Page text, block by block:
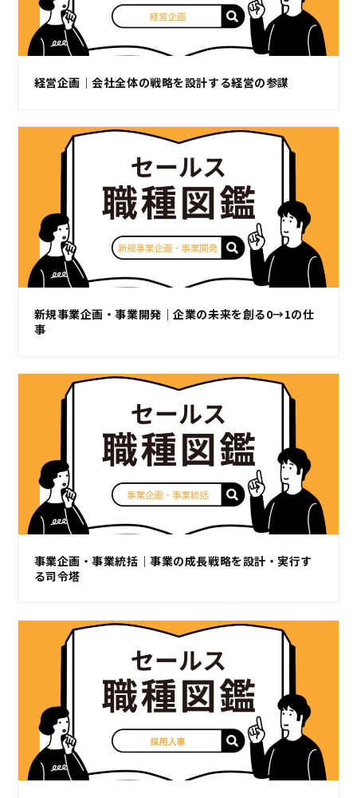
経営企画｜会社全体の戦略を設計する経営の参謀
新規事業企画・事業開発｜企業の未来を創る0→1の仕
事
事業企画・事業統括｜事業の成長戦略を設計・実行す
る司令塔